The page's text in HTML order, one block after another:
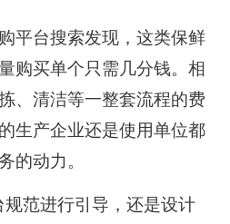
台搜索发现，这类保鲜
购买单个只需几分钱。相
、清洁等一整套流程的费
生产企业还是使用单位都
的动力。
范进行引导，还是设计